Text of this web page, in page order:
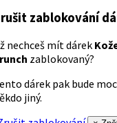
zablokování
nechceš mít dárek
zablokovaný?
dárek pak bude
jiný.